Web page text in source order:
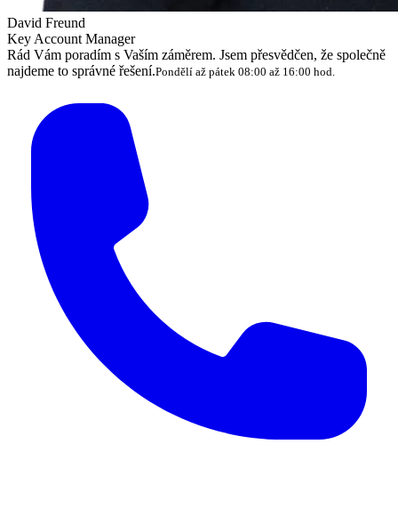
David Freund
Key Account Manager
Rád Vám poradím s Vaším záměrem. Jsem přesvědčen, že společně
najdeme to správné řešení.Pondělí až pátek 08:00 až 16:00 hod.